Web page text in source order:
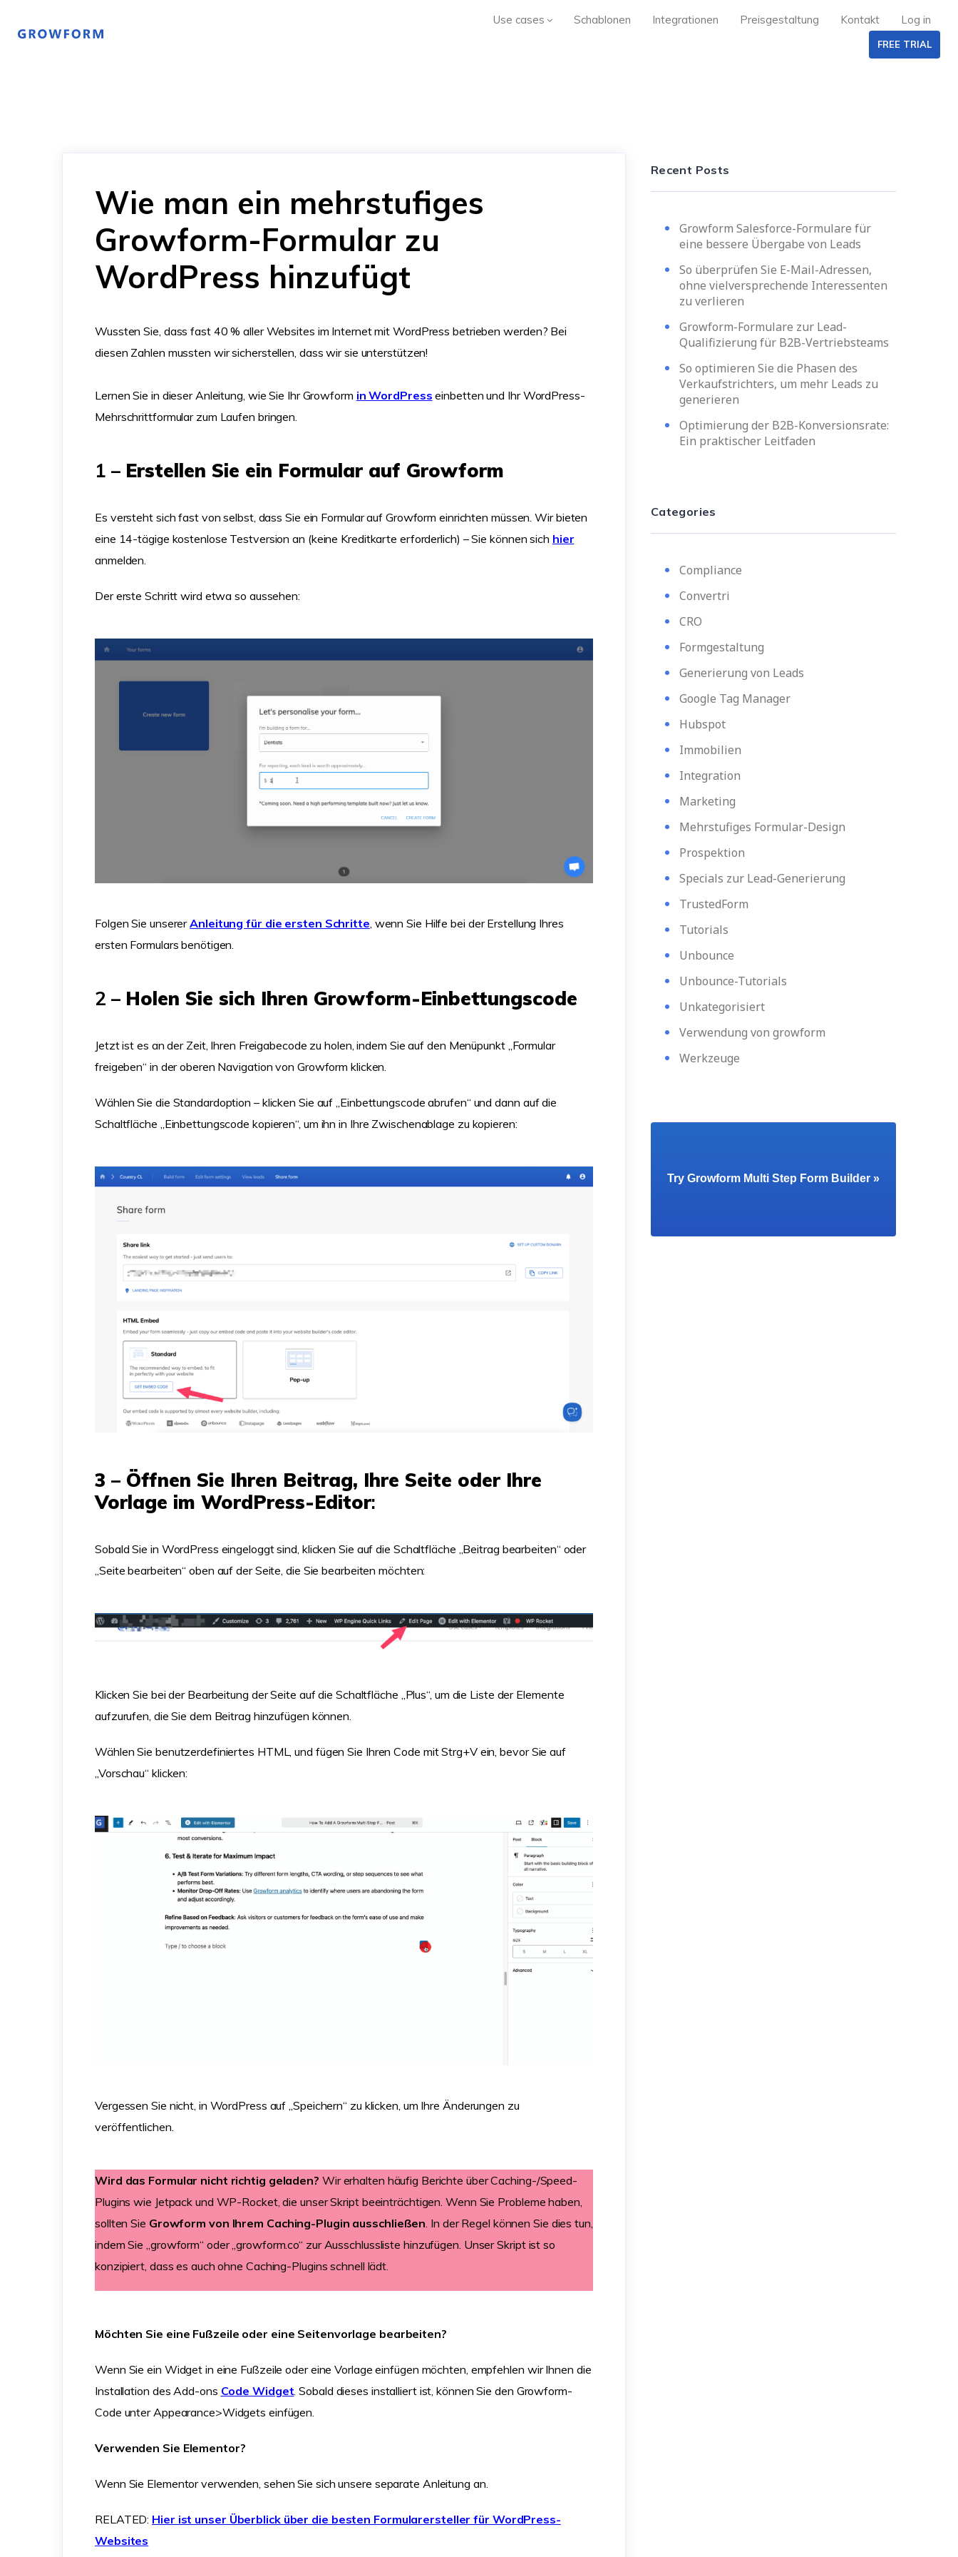
Use cases Schablonen Integrationen Preisgestaltung Kontakt Log in
FREE TRIAL
Wie man ein mehrstufiges
Growform-Formular zu
WordPress hinzufügt
Wussten Sie, dass fast 40 % aller Websites im Internet mit WordPress betrieben werden? Bei
diesen Zahlen mussten wir sicherstellen, dass wir sie unterstützen!
Lernen Sie in dieser Anleitung, wie Sie Ihr Growform in WordPress einbetten und Ihr WordPress-
Mehrschrittformular zum Laufen bringen.
1 – Erstellen Sie ein Formular auf Growform
Es versteht sich fast von selbst, dass Sie ein Formular auf Growform einrichten müssen. Wir bieten
eine 14-tägige kostenlose Testversion an (keine Kreditkarte erforderlich) – Sie können sich hier
anmelden.
Der erste Schritt wird etwa so aussehen:
Folgen Sie unsererAnleitung für die ersten Schritte, wenn Sie Hilfe bei der Erstellung Ihres
ersten Formulars benötigen.
2 – Holen Sie sich Ihren Growform-Einbettungscode
Jetzt ist es an der Zeit, Ihren Freigabecode zu holen, indem Sie auf den Menüpunkt „Formular
freigeben“ in der oberen Navigation von Growform klicken.
Wählen Sie die Standardoption – klicken Sie auf „Einbettungscode abrufen“ und dann auf die
Schaltfläche „Einbettungscode kopieren“, um ihn in Ihre Zwischenablage zu kopieren:
3 – Öffnen Sie Ihren Beitrag, Ihre Seite oder Ihre
Vorlage im WordPress-Editor:
Sobald Sie in WordPress eingeloggt sind, klicken Sie auf die Schaltfläche „Beitrag bearbeiten“ oder
„Seite bearbeiten“ oben auf der Seite, die Sie bearbeiten möchten:
Klicken Sie bei der Bearbeitung der Seite auf die Schaltfläche „Plus“, um die Liste der Elemente
aufzurufen, die Sie dem Beitrag hinzufügen können.
Wählen Sie benutzerdefiniertes HTML, und fügen Sie Ihren Code mit Strg+V ein, bevor Sie auf
„Vorschau“ klicken:
Vergessen Sie nicht, in WordPress auf „Speichern“ zu klicken, um Ihre Änderungen zu
veröffentlichen.
Wird das Formular nicht richtig geladen? Wir erhalten häufig Berichte über Caching-/Speed-
Plugins wie Jetpack und WP-Rocket, die unser Skript beeinträchtigen. Wenn Sie Probleme haben,
sollten Sie Growform von Ihrem Caching-Plugin ausschließen. In der Regel können Sie dies tun,
indem Sie „growform“ oder „growform.co“ zur Ausschlussliste hinzufügen. Unser Skript ist so
konzipiert, dass es auch ohne Caching-Plugins schnell lädt.
Möchten Sie eine Fußzeile oder eine Seitenvorlage bearbeiten?
Wenn Sie ein Widget in eine Fußzeile oder eine Vorlage einfügen möchten, empfehlen wir Ihnen die
Installation des Add-ons Code Widget. Sobald dieses installiert ist, können Sie den Growform-
Code unter Appearance>Widgets einfügen.
Verwenden Sie Elementor?
Wenn Sie Elementor verwenden, sehen Sie sich unsere separate Anleitung an.
RELATED: Hier ist unser Überblick über die besten Formularersteller für WordPress-
Websites
Recent Posts
Growform Salesforce-Formulare für
eine bessere Übergabe von Leads
So überprüfen Sie E-Mail-Adressen,
ohne vielversprechende Interessenten
zu verlieren
Growform-Formulare zur Lead-
Qualifizierung für B2B-Vertriebsteams
So optimieren Sie die Phasen des
Verkaufstrichters, um mehr Leads zu
generieren
Optimierung der B2B-Konversionsrate:
Ein praktischer Leitfaden
Categories
Compliance
Convertri
CRO
Formgestaltung
Generierung von Leads
Google Tag Manager
Hubspot
Immobilien
Integration
Marketing
Mehrstufiges Formular-Design
Prospektion
Specials zur Lead-Generierung
TrustedForm
Tutorials
Unbounce
Unbounce-Tutorials
Unkategorisiert
Verwendung von growform
Werkzeuge
Try Growform Multi Step Form Builder »